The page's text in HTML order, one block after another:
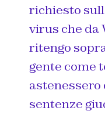
richiesto
virus che da
ritengo
gente come
astenessero
sentenze